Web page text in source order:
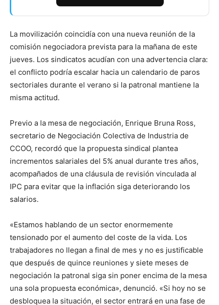
La movilización coincidía con una nueva reunión de la
comisión negociadora prevista para la mañana de este
jueves. Los sindicatos acudían con una advertencia clara:
el conflicto podría escalar hacia un calendario de paros
sectoriales durante el verano si la patronal mantiene la
misma actitud.
Previo a la mesa de negociación, Enrique Bruna Ross,
secretario de Negociación Colectiva de Industria de
CCOO, recordó que la propuesta sindical plantea
incrementos salariales del 5% anual durante tres años,
acompañados de una cláusula de revisión vinculada al
IPC para evitar que la inflación siga deteriorando los
salarios.
«Estamos hablando de un sector enormemente
tensionado por el aumento del coste de la vida. Los
trabajadores no llegan a final de mes y no es justificable
que después de quince reuniones y siete meses de
negociación la patronal siga sin poner encima de la mesa
una sola propuesta económica», denunció. «Si hoy no se
desbloquea la situación, el sector entrará en una fase de